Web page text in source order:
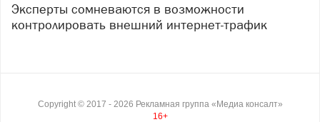
Эксперты сомневаются в возможности
контролировать внешний интернет-трафик
Copyright © 2017 - 2026 Рекламная группа «Медиа консалт»
16+